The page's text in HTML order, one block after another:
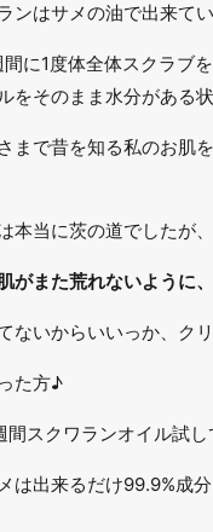
ンはサメの油で出来て
間に1度体全体スクラブ
をそのまま水分がある
まで昔を知る私のお肌
本当に茨の道でしたが
がまた荒れないように
ないからいいっか、クリ
た方♪
間スクワランオイル試
は出来るだけ99.9%成